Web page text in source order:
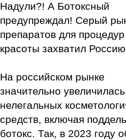
Надули?! А Ботоксный
предупреждал! Серый
препаратов для процедур
красоты захватил Россию
На российском рынке
значительно
нелегальных
средств, включая
ботокс. Так, в 2023 году